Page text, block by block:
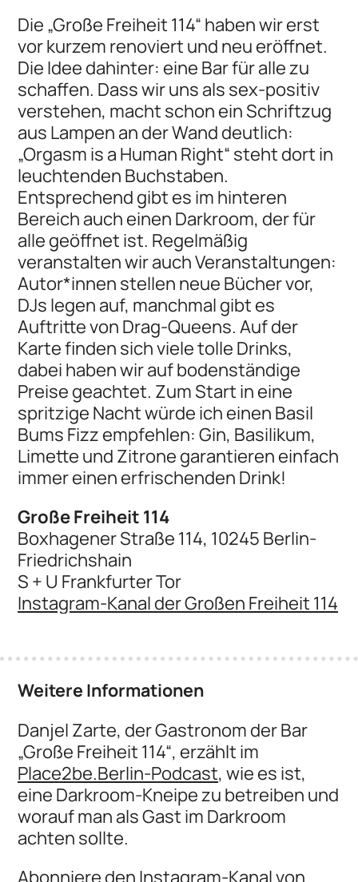
Die „Große Freiheit 114“ haben wir erst
vor kurzem renoviert und neu eröffnet.
Die Idee dahinter: eine Bar für alle zu
schaffen. Dass wir uns als sex-positiv
verstehen, macht schon ein Schriftzug
aus Lampen an der Wand deutlich:
„Orgasm is a Human Right“ steht dort in
leuchtenden Buchstaben.
Entsprechend gibt es im hinteren
Bereich auch einen Darkroom, der für
alle geöffnet ist. Regelmäßig
veranstalten wir auch Veranstaltungen:
Autor*innen stellen neue Bücher vor,
DJs legen auf, manchmal gibt es
Auftritte von Drag-Queens. Auf der
Karte finden sich viele tolle Drinks,
dabei haben wir auf bodenständige
Preise geachtet. Zum Start in eine
spritzige Nacht würde ich einen Basil
Bums Fizz empfehlen: Gin, Basilikum,
Limette und Zitrone garantieren einfach
immer einen erfrischenden Drink!
Große Freiheit 114
Boxhagener Straße 114, 10245 Berlin-
Friedrichshain
S + U Frankfurter Tor
Instagram-Kanal der Großen Freiheit 114
Weitere Informationen
Danjel Zarte, der Gastronom der Bar
„Große Freiheit 114“, erzählt im
Place2be.Berlin-Podcast, wie es ist,
eine Darkroom-Kneipe zu betreiben und
worauf man als Gast im Darkroom
achten sollte.
Abonniere denInstagram-Kanal von